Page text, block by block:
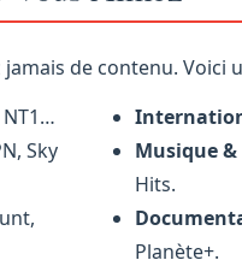
de contenu.
NT1…
Sky
Musique
Hits.
Planète+.